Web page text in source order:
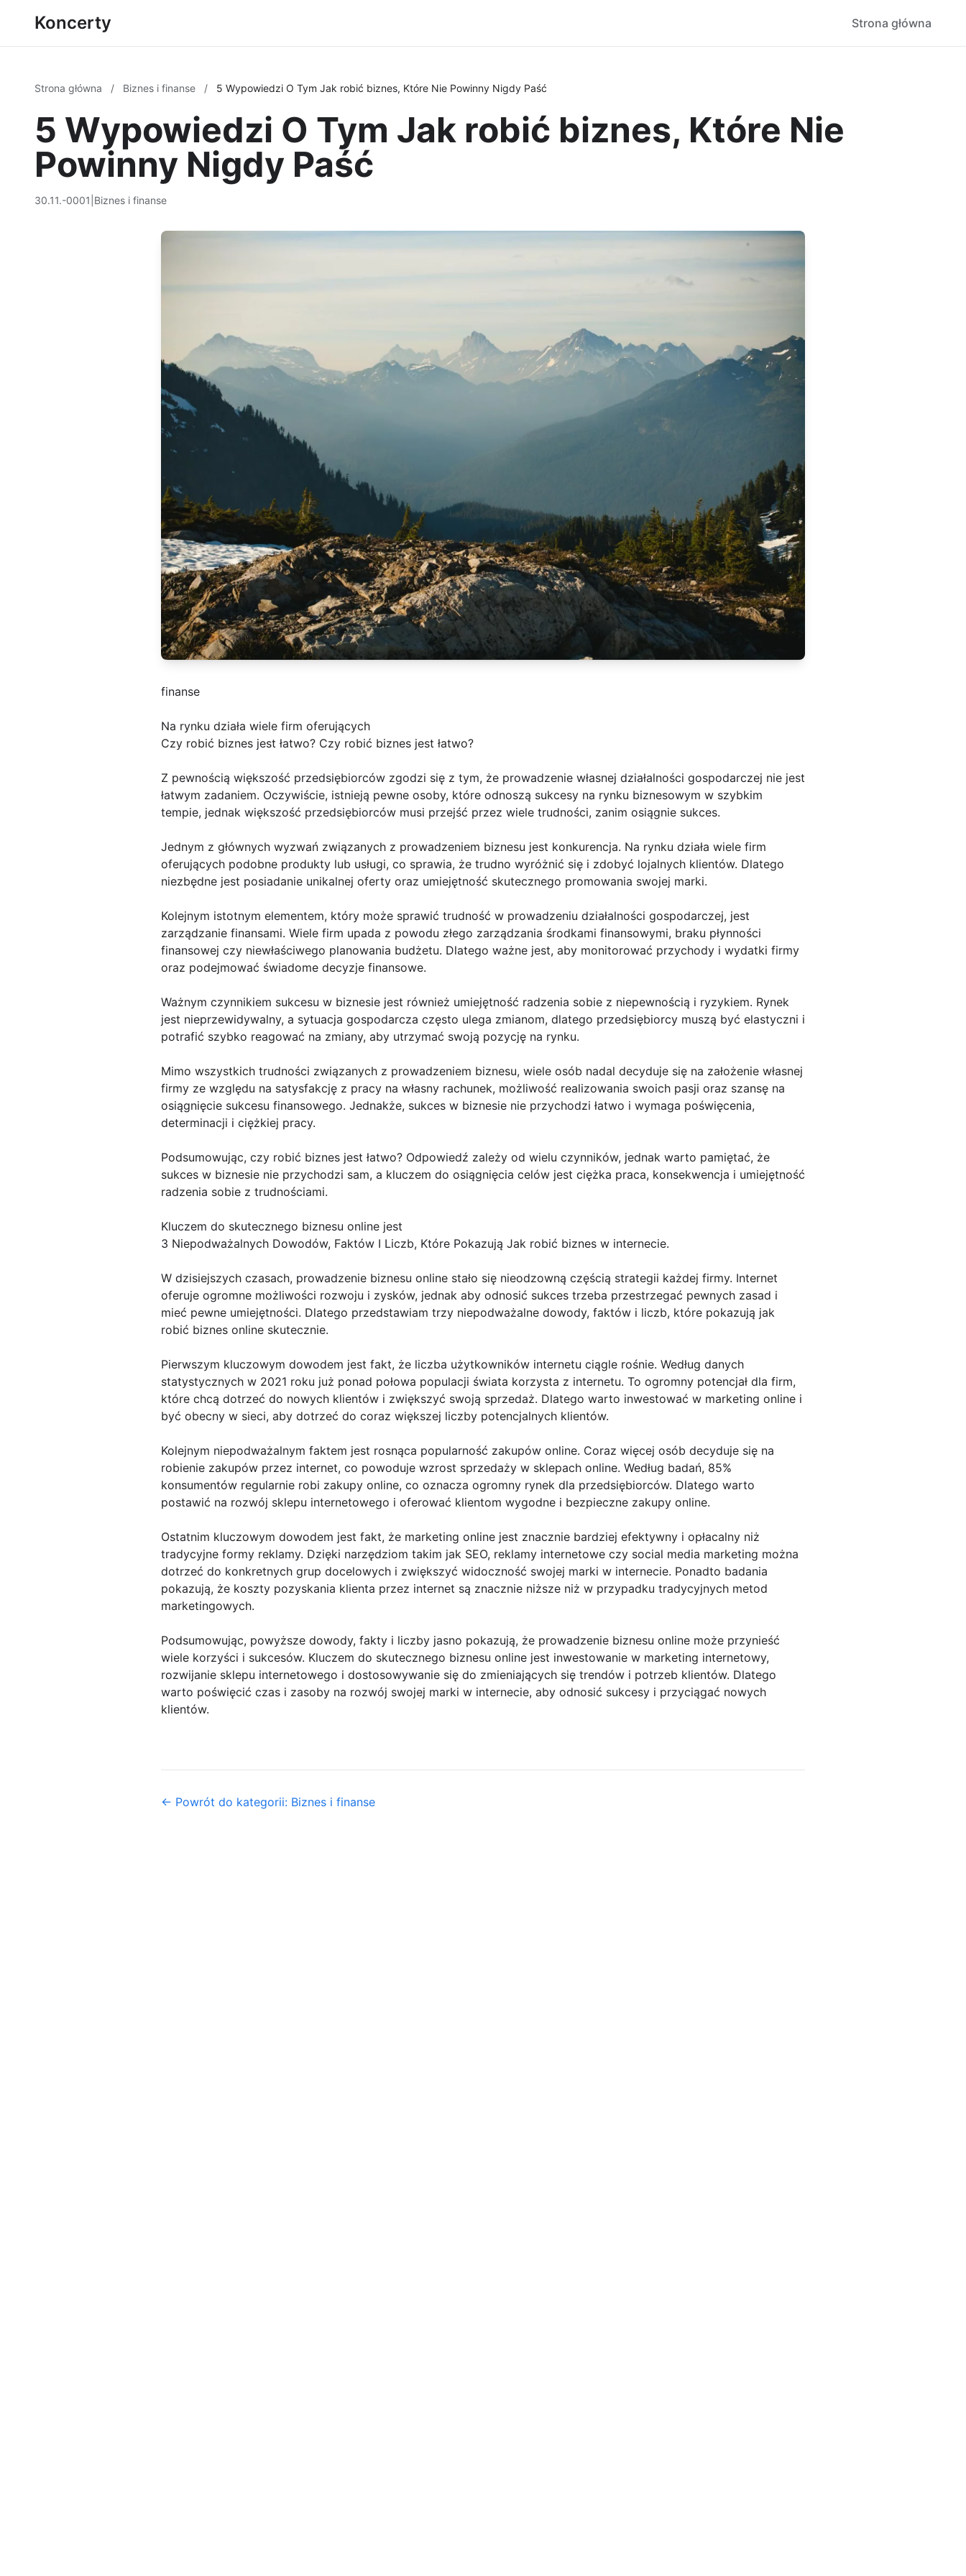
Koncerty Strona główna
Strona główna / Biznes i finanse / 5 Wypowiedzi O Tym Jak robić biznes, Które Nie Powinny Nigdy Paść
5 Wypowiedzi O Tym Jak robić biznes, Które Nie
Powinny Nigdy Paść
30.11.-0001 Biznes i finanse
finanse
Na rynku działa wiele firm oferujących
Czy robić biznes jest łatwo? Czy robić biznes jest łatwo?
Z pewnością większość przedsiębiorców zgodzi się z tym, że prowadzenie własnej działalności gospodarczej nie jest
łatwym zadaniem. Oczywiście, istnieją pewne osoby, które odnoszą sukcesy na rynku biznesowym w szybkim
tempie, jednak większość przedsiębiorców musi przejść przez wiele trudności, zanim osiągnie sukces.
Jednym z głównych wyzwań związanych z prowadzeniem biznesu jest konkurencja. Na rynku działa wiele firm
oferujących podobne produkty lub usługi, co sprawia, że trudno wyróżnić się i zdobyć lojalnych klientów. Dlatego
niezbędne jest posiadanie unikalnej oferty oraz umiejętność skutecznego promowania swojej marki.
Kolejnym istotnym elementem, który może sprawić trudność w prowadzeniu działalności gospodarczej, jest
zarządzanie finansami. Wiele firm upada z powodu złego zarządzania środkami finansowymi, braku płynności
finansowej czy niewłaściwego planowania budżetu. Dlatego ważne jest, aby monitorować przychody i wydatki firmy
oraz podejmować świadome decyzje finansowe.
Ważnym czynnikiem sukcesu w biznesie jest również umiejętność radzenia sobie z niepewnością i ryzykiem. Rynek
jest nieprzewidywalny, a sytuacja gospodarcza często ulega zmianom, dlatego przedsiębiorcy muszą być elastyczni i
potrafić szybko reagować na zmiany, aby utrzymać swoją pozycję na rynku.
Mimo wszystkich trudności związanych z prowadzeniem biznesu, wiele osób nadal decyduje się na założenie własnej
firmy ze względu na satysfakcję z pracy na własny rachunek, możliwość realizowania swoich pasji oraz szansę na
osiągnięcie sukcesu finansowego. Jednakże, sukces w biznesie nie przychodzi łatwo i wymaga poświęcenia,
determinacji i ciężkiej pracy.
Podsumowując, czy robić biznes jest łatwo? Odpowiedź zależy od wielu czynników, jednak warto pamiętać, że
sukces w biznesie nie przychodzi sam, a kluczem do osiągnięcia celów jest ciężka praca, konsekwencja i umiejętność
radzenia sobie z trudnościami.
Kluczem do skutecznego biznesu online jest
3 Niepodważalnych Dowodów, Faktów I Liczb, Które Pokazują Jak robić biznes w internecie.
W dzisiejszych czasach, prowadzenie biznesu online stało się nieodzowną częścią strategii każdej firmy. Internet
oferuje ogromne możliwości rozwoju i zysków, jednak aby odnosić sukces trzeba przestrzegać pewnych zasad i
mieć pewne umiejętności. Dlatego przedstawiam trzy niepodważalne dowody, faktów i liczb, które pokazują jak
robić biznes online skutecznie.
Pierwszym kluczowym dowodem jest fakt, że liczba użytkowników internetu ciągle rośnie. Według danych
statystycznych w 2021 roku już ponad połowa populacji świata korzysta z internetu. To ogromny potencjał dla firm,
które chcą dotrzeć do nowych klientów i zwiększyć swoją sprzedaż. Dlatego warto inwestować w marketing online i
być obecny w sieci, aby dotrzeć do coraz większej liczby potencjalnych klientów.
Kolejnym niepodważalnym faktem jest rosnąca popularność zakupów online. Coraz więcej osób decyduje się na
robienie zakupów przez internet, co powoduje wzrost sprzedaży w sklepach online. Według badań, 85%
konsumentów regularnie robi zakupy online, co oznacza ogromny rynek dla przedsiębiorców. Dlatego warto
postawić na rozwój sklepu internetowego i oferować klientom wygodne i bezpieczne zakupy online.
Ostatnim kluczowym dowodem jest fakt, że marketing online jest znacznie bardziej efektywny i opłacalny niż
tradycyjne formy reklamy. Dzięki narzędziom takim jak SEO, reklamy internetowe czy social media marketing można
dotrzeć do konkretnych grup docelowych i zwiększyć widoczność swojej marki w internecie. Ponadto badania
pokazują, że koszty pozyskania klienta przez internet są znacznie niższe niż w przypadku tradycyjnych metod
marketingowych.
Podsumowując, powyższe dowody, fakty i liczby jasno pokazują, że prowadzenie biznesu online może przynieść
wiele korzyści i sukcesów. Kluczem do skutecznego biznesu online jest inwestowanie w marketing internetowy,
rozwijanie sklepu internetowego i dostosowywanie się do zmieniających się trendów i potrzeb klientów. Dlatego
warto poświęcić czas i zasoby na rozwój swojej marki w internecie, aby odnosić sukcesy i przyciągać nowych
klientów.
← Powrót do kategorii: Biznes i finanse